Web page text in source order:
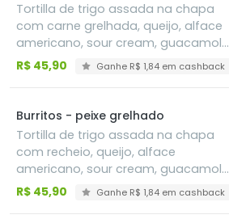
Tortilla de trigo assada na chapa
com carne grelhada, queijo, alface
americano, sour cream, guacamole
e feijão refrito, acompanha
R$ 45,90 Ganhe R$ 1,84 em cashback
Burritos - peixe grelhado
Tortilla de trigo assada na chapa
com recheio, queijo, alface
americano, sour cream, guacamole
e feijão refrito, acompanha sour
R$ 45,90 Ganhe R$ 1,84 em cashback